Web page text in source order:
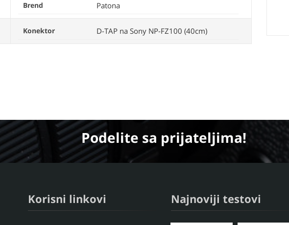
Brend Patona
Konektor D-TAP na Sony NP-FZ100 (40cm)
Podelite sa prijateljima!
Korisni linkovi Najnoviji testovi